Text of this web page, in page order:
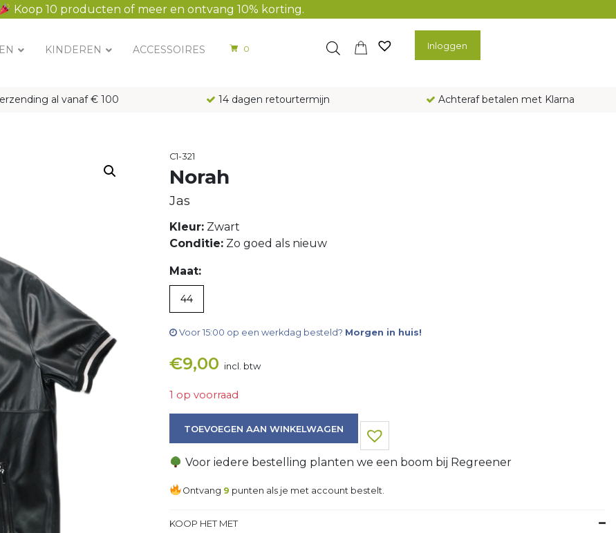
Koop 10 producten of meer en ontvang 10% korting.
KINDEREN ACCESSOIRES 0 Inloggen
al vanaf € 100 14 dagen retourtermijn Achteraf betalen met Klarna
C1-321
Norah
Jas
Kleur: Zwart
Conditie: Zo goed als nieuw
Maat:
44
Voor 15:00 op een werkdag besteld? Morgen in huis!
€9,00 incl. btw
1 op voorraad
TOEVOEGEN AAN WINKELWAGEN
Voor iedere bestelling planten we een boom bij Regreener
Ontvang 9 punten als je met account bestelt.
KOOP HET MET